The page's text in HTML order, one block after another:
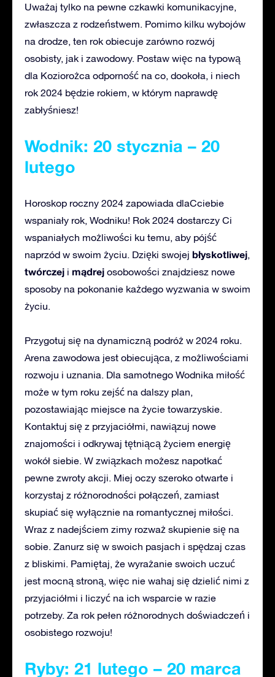
Uważaj tylko na pewne czkawki komunikacyjne,
zwłaszcza z rodzeństwem. Pomimo kilku wybojów
na drodze, ten rok obiecuje zarówno rozwój
osobisty, jak i zawodowy. Postaw więc na typową
dla Koziorożca odporność na co, dookoła, i niech
rok 2024 będzie rokiem, w którym naprawdę
zabłyśniesz!
Wodnik: 20 stycznia – 20
lutego
Horoskop roczny 2024 zapowiada dlaCciebie
wspaniały rok, Wodniku! Rok 2024 dostarczy Ci
wspaniałych możliwości ku temu, aby pójść
naprzód w swoim życiu. Dzięki swojej błyskotliwej,
twórczej i mądrej osobowości znajdziesz nowe
sposoby na pokonanie każdego wyzwania w swoim
życiu.
Przygotuj się na dynamiczną podróż w 2024 roku.
Arena zawodowa jest obiecująca, z możliwościami
rozwoju i uznania. Dla samotnego Wodnika miłość
może w tym roku zejść na dalszy plan,
pozostawiając miejsce na życie towarzyskie.
Kontaktuj się z przyjaciółmi, nawiązuj nowe
znajomości i odkrywaj tętniącą życiem energię
wokół siebie. W związkach możesz napotkać
pewne zwroty akcji. Miej oczy szeroko otwarte i
korzystaj z różnorodności połączeń, zamiast
skupiać się wyłącznie na romantycznej miłości.
Wraz z nadejściem zimy rozważ skupienie się na
sobie. Zanurz się w swoich pasjach i spędzaj czas
z bliskimi. Pamiętaj, że wyrażanie swoich uczuć
jest mocną stroną, więc nie wahaj się dzielić nimi z
przyjaciółmi i liczyć na ich wsparcie w razie
potrzeby. Za rok pełen różnorodnych doświadczeń i
osobistego rozwoju!
Ryby: 21 lutego – 20 marca